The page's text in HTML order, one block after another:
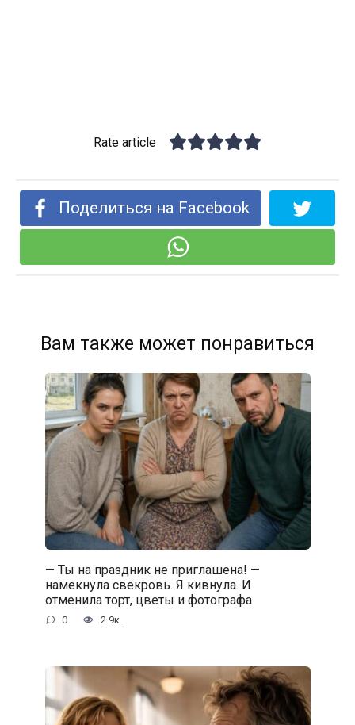
Rate article
Поделиться на Facebook
Вам также может понравиться
— Ты на праздник не приглашена! —
намекнула свекровь. Я кивнула. И
отменила торт, цветы и фотографа
0 2.9к.